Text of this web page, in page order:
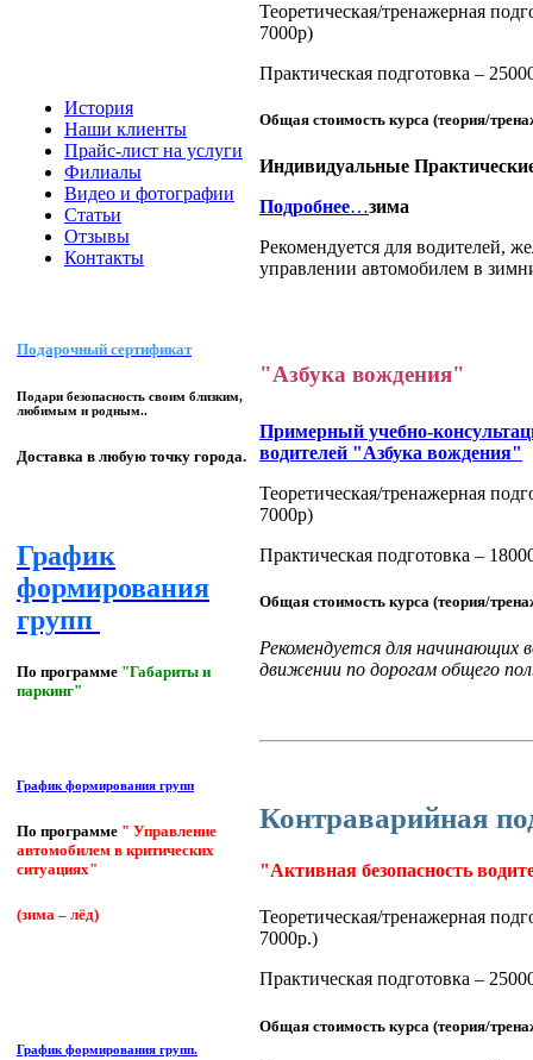
История
Наши клиенты
Прайс-лист на услуги
Филиалы
Видео и фотографии
Статьи
Отзывы
Контакты
Подарочный сертификат
Подари безопасность своим близким,
любимым и родным..
Доставка в любую точку города.
График
формирования
групп
По программе "Габариты и
паркинг"
График формирования групп
По программе " Управление
автомобилем в критических
ситуациях"
(зима – лёд)
График формирования групп.
Теоретическая/тренажерная
7000р)
Практическая подготовка –
Общая стоимость курса (теория/
Индивидуальные
Подробнее…зима
Рекомендуется для водителей,
управлении автомобилем в
"Азбука вождения"
Примерный учебно-
водителей "Азбука вождения"
Теоретическая/тренажерная
7000р)
Практическая подготовка –
Общая стоимость курса (теория/
Рекомендуется для
движении по дорогам общего
Контраварийная
"Активная безопасность
Теоретическая/тренажерная
7000р.)
Практическая подготовка –
Общая стоимость курса (теория/